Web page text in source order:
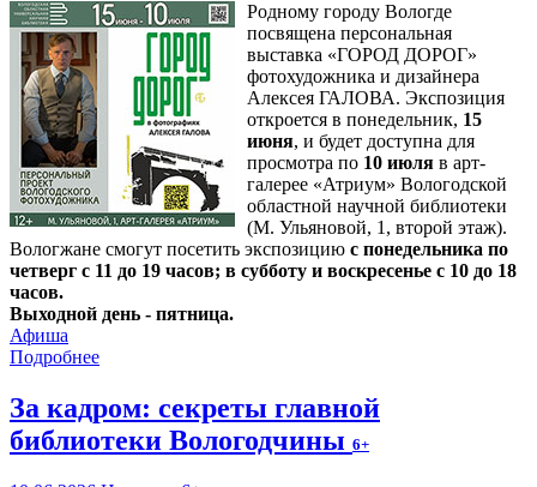
Родному городу Вологде
посвящена персональная
выставка «ГОРОД ДОРОГ»
фотохудожника и дизайнера
Алексея ГАЛОВА. Экспозиция
откроется в понедельник, 15
июня, и будет доступна для
просмотра по 10 июля в арт-
галерее «Атриум» Вологодской
областной научной библиотеки
(М. Ульяновой, 1, второй этаж).
Вологжане смогут посетить экспозицию с понедельника по
четверг с 11 до 19 часов; в субботу и воскресенье с 10 до 18
часов.
Выходной день - пятница.
Афиша
Подробнее
За кадром: секреты главной
библиотеки Вологодчины 6+